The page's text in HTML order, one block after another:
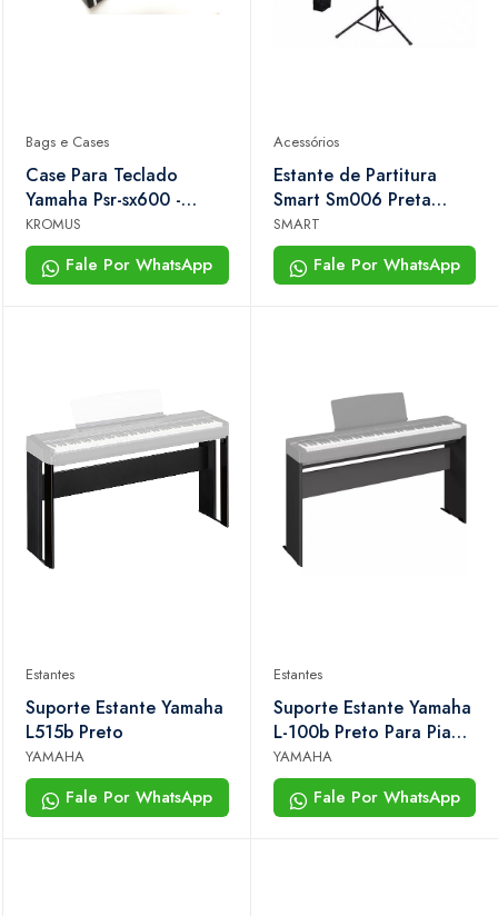
Bags e Cases
Case Para Teclado
Yamaha Psr-sx600 -
Kromus
KROMUS
Fale Por WhatsApp
Acessórios
Estante de Partitura
Smart Sm006 Preta
Dobrável Com Bag
Regulável
SMART
Fale Por WhatsApp
Estantes
Suporte Estante Yamaha
L515b Preto
YAMAHA
Fale Por WhatsApp
Estantes
Suporte Estante Yamaha
L-100b Preto Para Piano
Digital P-143 e P-145
YAMAHA
Fale Por WhatsApp